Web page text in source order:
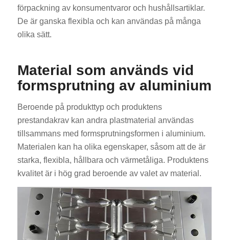
förpackning av konsumentvaror och hushållsartiklar.
De är ganska flexibla och kan användas på många
olika sätt.
Material som används vid
formsprutning av aluminium
Beroende på produkttyp och produktens
prestandakrav kan andra plastmaterial användas
tillsammans med formsprutningsformen i aluminium.
Materialen kan ha olika egenskaper, såsom att de är
starka, flexibla, hållbara och värmetåliga. Produktens
kvalitet är i hög grad beroende av valet av material.